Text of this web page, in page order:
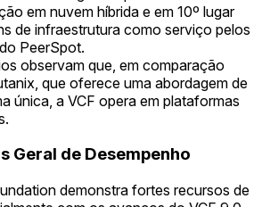
em nuvem híbrida e em 10º lugar
de infraestrutura como serviço pelos
PeerSpot.
observam que, em comparação
que oferece uma abordagem de
única, a VCF opera em plataformas
Geral de Desempenho
demonstra fortes recursos de